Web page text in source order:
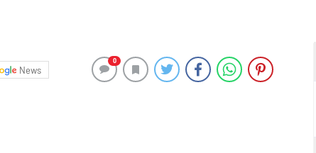
News
0